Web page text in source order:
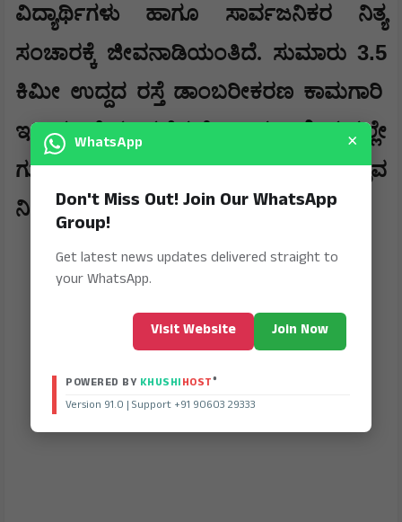
ವಿದ್ಯಾರ್ಥಿಗಳು ಹಾಗೂ ಸಾರ್ವಜನಿಕರ ನಿತ್ಯ
ಸಂಚಾರಕ್ಕೆ ಜೀವನಾಡಿಯಂತಿದೆ. ಸುಮಾರು 3.5
ಕಿಮೀ ಉದ್ದದ ರಸ್ತೆ ಡಾಂಬರೀಕರಣ ಕಾಮಗಾರಿ
ಇದೀಗ ವೇಗ ಪಡೆದುಕೊಂಡಿದ್ದು , ಶೀಘ್ರದಲ್ಲೇ
ಗುಣಮಟ್ಟದ ರಸ್ತೆ ನಿರ್ಮಾಣ ಪೂರ್ಣಗೊಳ್ಳುವ
ನಿರೀಕ್ಷೆ ವ್ಯಕ್ತವಾಗಿದೆ.
WhatsApp ×
Don't Miss Out! Join Our WhatsApp
Group!
Get latest news updates delivered straight to
your WhatsApp.
Visit Website Join Now
POWERED BY KHUSHIHOST®
Version 91.0 | Support +91 90603 29333